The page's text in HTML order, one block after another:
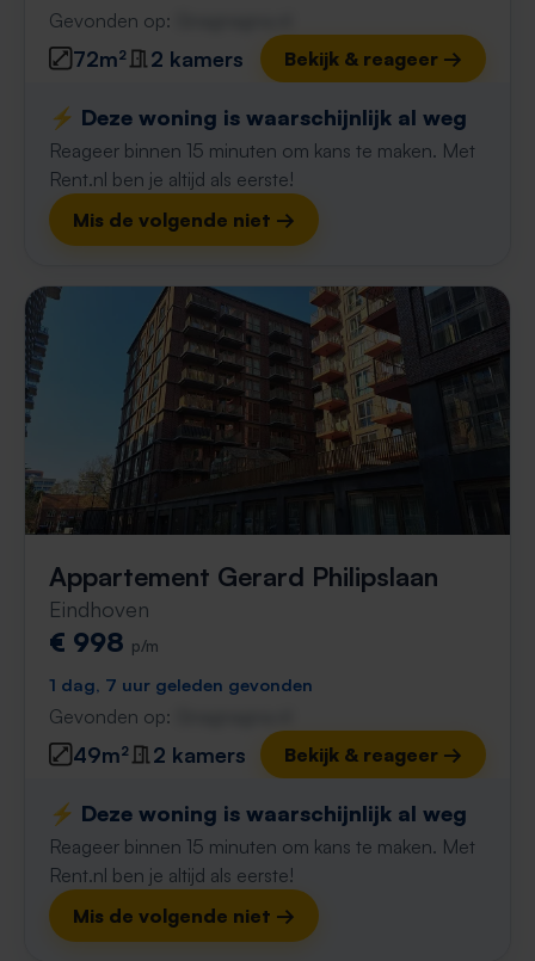
Gevonden op:
72m² 2 kamers Bekijk & reageer →
⚡️ Deze woning is waarschijnlijk al weg
Reageer binnen 15 minuten om kans te maken. Met
Rent.nl ben je altijd als eerste!
Mis de volgende niet →
Appartement Gerard Philipslaan
Eindhoven
€ 998 p/m
1 dag, 7 uur geleden gevonden
Gevonden op:
49m² 2 kamers Bekijk & reageer →
⚡️ Deze woning is waarschijnlijk al weg
Reageer binnen 15 minuten om kans te maken. Met
Rent.nl ben je altijd als eerste!
Mis de volgende niet →